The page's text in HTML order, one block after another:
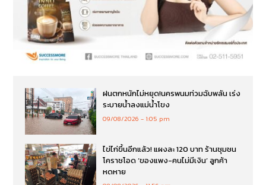
ฝนตกหนักไม่หยุด!นครพนมท่วมฉับพลัน เร่ง
ระบายน้ำลงแม่น้ำโขง
09/08/2026 1:05 pm
ไข่ไก่ขึ้นอีกแล้ว! แผงละ 120 บาท ร้านชุมชน
โคราชโอด ‘ของแพง-คนไม่มีเงิน’ ลูกค้า
หดหาย